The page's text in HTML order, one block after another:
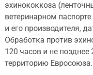
эхинококкоза
ветеринарном
и его производителя,
Обработка против
120 часов и не
территорию Евросоюза.